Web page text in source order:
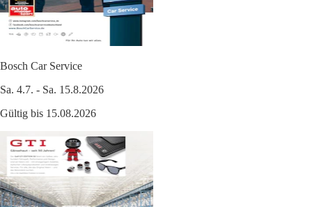
Bosch Car Service
Sa. 4.7. - Sa. 15.8.2026
Gültig bis 15.08.2026